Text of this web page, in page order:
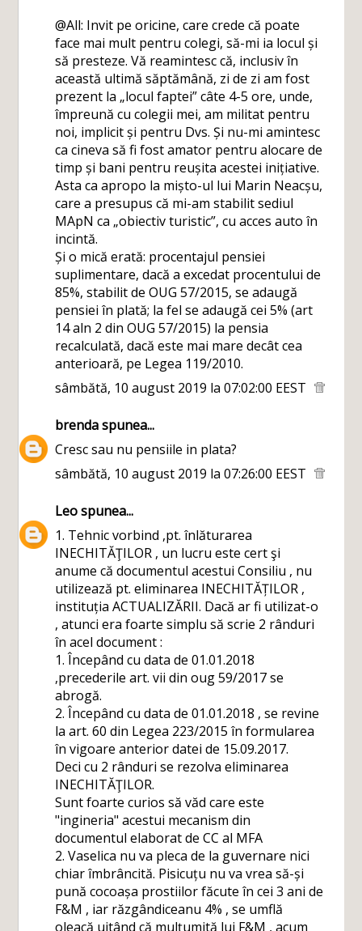
@All: Invit pe oricine, care crede că poate
face mai mult pentru colegi, să-mi ia locul și
să presteze. Vă reamintesc că, inclusiv în
această ultimă săptămână, zi de zi am fost
prezent la „locul faptei” câte 4-5 ore, unde,
împreună cu colegii mei, am militat pentru
noi, implicit și pentru Dvs. Și nu-mi amintesc
ca cineva să fi fost amator pentru alocare de
timp și bani pentru reușita acestei inițiative.
Asta ca apropo la mișto-ul lui Marin Neacșu,
care a presupus că mi-am stabilit sediul
MApN ca „obiectiv turistic”, cu acces auto în
incintă.
Și o mică erată: procentajul pensiei
suplimentare, dacă a excedat procentului de
85%, stabilit de OUG 57/2015, se adaugă
pensiei în plată; la fel se adaugă cei 5% (art
14 aln 2 din OUG 57/2015) la pensia
recalculată, dacă este mai mare decât cea
anterioară, pe Legea 119/2010.
sâmbătă, 10 august 2019 la 07:02:00 EEST
brendaspunea...
Cresc sau nu pensiile in plata?
sâmbătă, 10 august 2019 la 07:26:00 EEST
Leospunea...
1. Tehnic vorbind ,pt. înlăturarea
INECHITĂŢILOR , un lucru este cert şi
anume că documentul acestui Consiliu , nu
utilizează pt. eliminarea INECHITĂȚILOR ,
instituția ACTUALIZĂRII. Dacă ar fi utilizat-o
, atunci era foarte simplu să scrie 2 rânduri
în acel document :
1. Începând cu data de 01.01.2018
,precederile art. vii din oug 59/2017 se
abrogă.
2. Începând cu data de 01.01.2018 , se revine
la art. 60 din Legea 223/2015 în formularea
în vigoare anterior datei de 15.09.2017.
Deci cu 2 rânduri se rezolva eliminarea
INECHITĂŢILOR.
Sunt foarte curios să văd care este
"ingineria" acestui mecanism din
documentul elaborat de CC al MFA
2. Vaselica nu va pleca de la guvernare nici
chiar îmbrâncită. Pisicuțu nu va vrea să-și
pună cocoașa prostiilor făcute în cei 3 ani de
F&M , iar răzgândiceanu 4% , se umflă
oleacă uitând că mulțumită lui F&M , acum